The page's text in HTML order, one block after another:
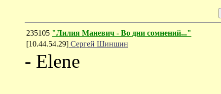
235105 "Лилия Маневич - Во дни сомнений..."
[10.44.54.29] Сергей Шиншин
- Elene